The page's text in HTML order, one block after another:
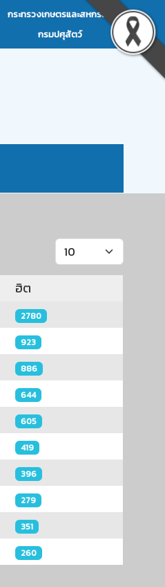
กระทรวงเกษตรและสหกรณ์
กรมปศุสัตว์
แสดง #
ฮิต
2780
923
886
644
605
419
396
279
351
260